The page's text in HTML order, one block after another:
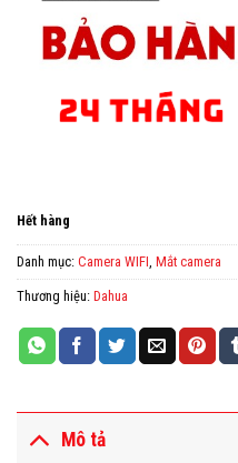
860,000 ₫.
Hết hàng
Danh mục: Camera WIFI Mắt camera
Thương hiệu: Dahua
Mô tả